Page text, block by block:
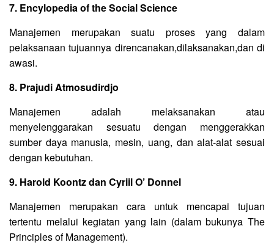
7. Encylopedia of the Social Science
Manajemen merupakan suatu proses yang dalam
pelaksanaan tujuannya direncanakan,dilaksanakan,dan di
awasi.
8. Prajudi Atmosudirdjo
Manajemen adalah melaksanakan atau
menyelenggarakan sesuatu dengan menggerakkan
sumber daya manusia, mesin, uang, dan alat-alat sesuai
dengan kebutuhan.
9. Harold Koontz dan Cyriil O’ Donnel
Manajemen merupakan cara untuk mencapai tujuan
tertentu melalui kegiatan yang lain (dalam bukunya The
Principles of Management).